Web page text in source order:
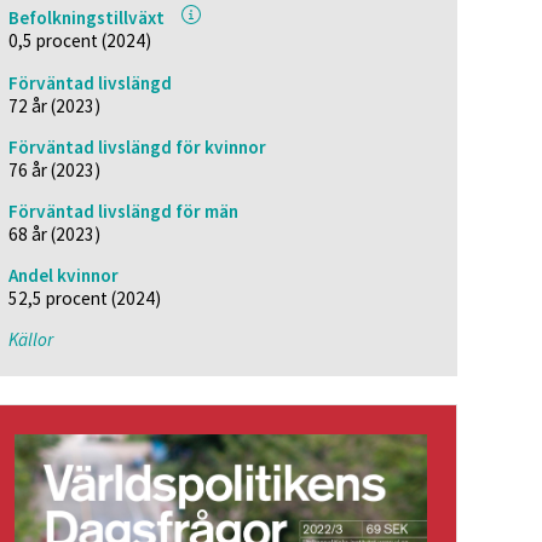
Befolkningstillväxt
0,5 procent (2024)
Förväntad livslängd
72 år (2023)
Förväntad livslängd för kvinnor
76 år (2023)
Förväntad livslängd för män
68 år (2023)
Andel kvinnor
52,5 procent (2024)
Källor